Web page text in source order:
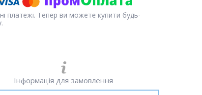
платежі. Тепер ви можете купити будь-
Інформація для замовлення